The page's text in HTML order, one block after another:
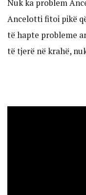
Nuk ka problem
Ancelotti fitoi pikë
të hapte probleme
të tjerë në krahë,